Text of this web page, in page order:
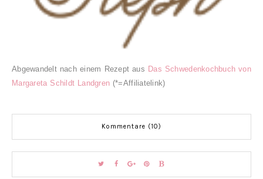
Abgewandelt nach einem Rezept aus Das Schwedenkochbuch von
Margareta Schildt Landgren (*=Affiliatelink)
Kommentare (10)